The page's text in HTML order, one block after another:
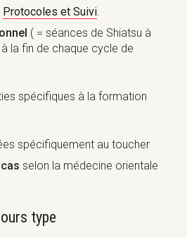
cours Méridiens Avancé
Suivi
:
de la médecine
de manière approfondie
et des propriétés des
est capable de :
de tous les niveaux
Complémentaire (TC) centrée
(identification des
les fortifier et intégrer
Protocoles et Suivi.
( = séances de Shiatsu à
la fin de chaque cycle de
spécifiques à la formation
spécifiquement au toucher
selon la médecine orientale
type